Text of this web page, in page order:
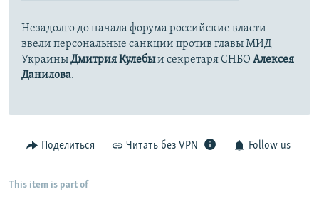
Незадолго до начала форума российские власти
ввели персональные санкции против главы МИД
УкраиныДмитрия Кулебыи секретаря СНБО Алексея
Данилова.
Поделиться Читать без VPN Follow us
This item is part of